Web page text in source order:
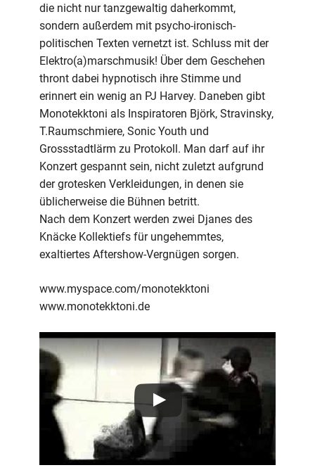
die nicht nur tanzgewaltig daherkommt,
sondern außerdem mit psycho-ironisch-
politischen Texten vernetzt ist. Schluss mit der
Elektro(a)marschmusik! Über dem Geschehen
thront dabei hypnotisch ihre Stimme und
erinnert ein wenig an PJ Harvey. Daneben gibt
Monotekktoni als Inspiratoren Björk, Stravinsky,
T.Raumschmiere, Sonic Youth und
Grossstadtlärm zu Protokoll. Man darf auf ihr
Konzert gespannt sein, nicht zuletzt aufgrund
der grotesken Verkleidungen, in denen sie
üblicherweise die Bühnen betritt.
Nach dem Konzert werden zwei Djanes des
Knäcke Kollektiefs für ungehemmtes,
exaltiertes Aftershow-Vergnügen sorgen.
www.myspace.com/monotekktoni
www.monotekktoni.de